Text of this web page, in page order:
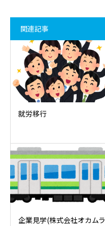
関連記事
就労移行
企業見学(株式会社オカムラ